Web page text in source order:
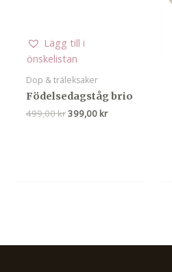
Lägg till i
önskelistan
Dop & träleksaker
Födelsedagståg brio
499,00krDet
399,00 krDet